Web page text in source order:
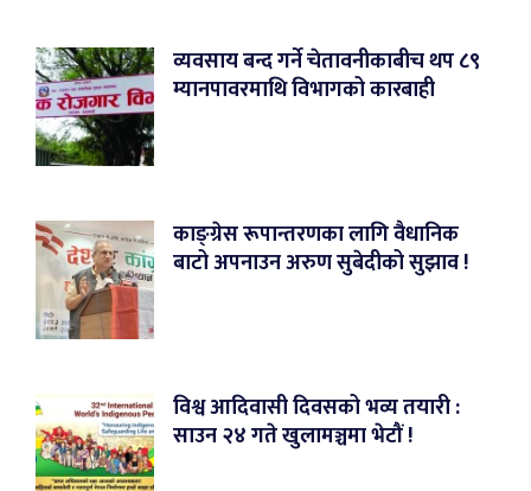
व्यवसाय बन्द गर्ने चेतावनीकाबीच थप ८९
म्यानपावरमाथि विभागको कारबाही
काङ्ग्रेस रूपान्तरणका लागि वैधानिक
बाटो अपनाउन अरुण सुबेदीको सुझाव !
विश्व आदिवासी दिवसको भव्य तयारी :
साउन २४ गते खुलामञ्चमा भेटौं !